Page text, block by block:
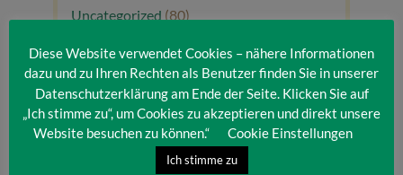
Uncategorized (80)
Unsere Gäste(1)
Diese Website verwendet Cookies – nähere Informationen
dazu und zu Ihren Rechten als Benutzer finden Sie in unserer
Datenschutzerklärung am Ende der Seite. Klicken Sie auf
„Ich stimme zu“, um Cookies zu akzeptieren und direkt unsere
Website besuchen zu können.“
Cookie Einstellungen
Ich stimme zu